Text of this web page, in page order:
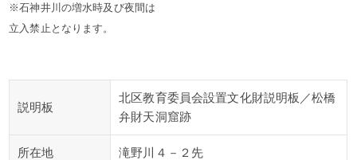
※石神井川の増水時及び夜間は
立入禁止となります。
説明板
北区教育委員会設置文化財説明板／松橋
弁財天洞窟跡
所在地 滝野川４－２先